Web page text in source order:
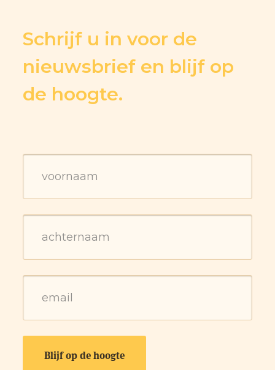
Schrijf u in voor de
nieuwsbrief en blijf op
de hoogte.